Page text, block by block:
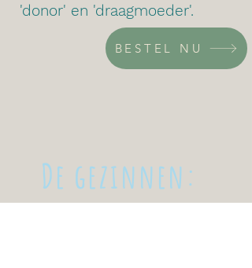
'donor' en 'draagmoeder'.
BESTEL NU
De gezinnen: